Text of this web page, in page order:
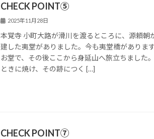
CHECK POINT⑤
2025年11月28日
本覚寺 小町大路が滑川を渡るところに、源頼朝
建した夷堂がありました。今も夷堂橋がありま
お堂で、その後ここから身延山へ旅立ちました
ときに焼け、その跡につく […]
CHECK POINT⑦